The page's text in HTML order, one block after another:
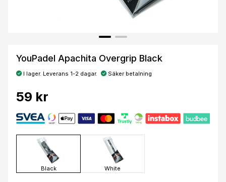
YouPadel Apachita Overgrip Black
I lager. Leverans 1-2 dagar. Säker betalning
59 kr
Black White